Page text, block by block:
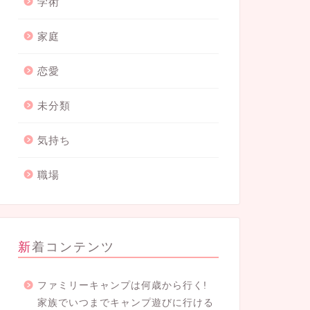
家庭
恋愛
未分類
気持ち
職場
新着コンテンツ
ファミリーキャンプは何歳から行く!
家族でいつまでキャンプ遊びに行ける